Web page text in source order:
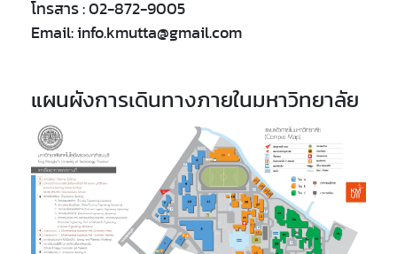
โทรสาร : 02-872-9005
Email: info.kmutta@gmail.com
แผนผังการเดินทางภายในมหาวิทยาลัย